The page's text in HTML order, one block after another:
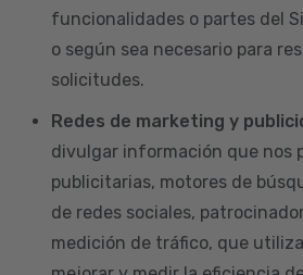
funcionalidades o partes del
o según sea necesario para
solicitudes.
Redes de marketing y
divulgar información que nos
publicitarias, motores de
de redes sociales,
medición de tráfico, que